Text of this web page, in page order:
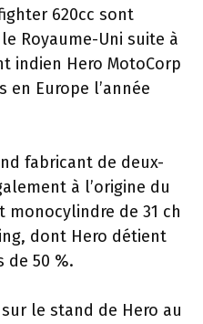
620cc sont
Royaume-Uni suite à
indien Hero MotoCorp
en Europe l’année
fabricant de deux-
à l’origine du
monocylindre de 31 ch
dont Hero détient
de 50 %.
le stand de Hero au